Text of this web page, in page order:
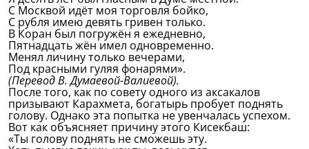
С Москвой идёт моя торговля бойко,
С рубля имею девять гривен только.
В Коран был погружён я ежедневно,
Пятнадцать жён имел одновременно.
Менял личину только вечерами,
Под красными гуляя фонарями».
(Перевод В. Думаевой-Валиевой).
После того, как по совету одного из аксакалов
призывают Карахмета, богатырь пробует поднять
голову. Однако эта попытка не увенчалась успехом.
Вот как объясняет причину этого Кисекбаш:
«Ты голову поднять не сможешь эту.